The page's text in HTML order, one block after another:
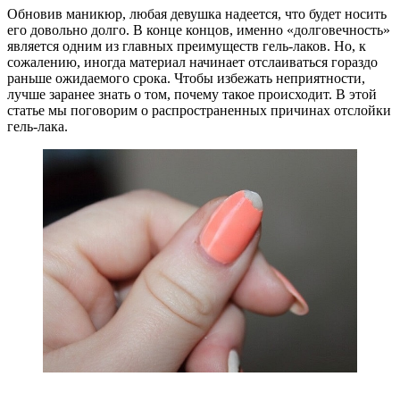
Обновив маникюр, любая девушка надеется, что будет носить
его довольно долго. В конце концов, именно «долговечность»
является одним из главных преимуществ гель-лаков. Но, к
сожалению, иногда материал начинает отслаиваться гораздо
раньше ожидаемого срока. Чтобы избежать неприятности,
лучше заранее знать о том, почему такое происходит. В этой
статье мы поговорим о распространенных причинах отслойки
гель-лака.